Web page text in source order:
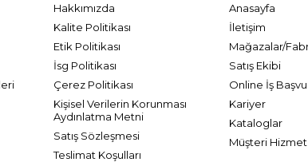
Hakkımızda
Kalite Politikası
Etik Politikası
İsg Politikası
Çerez Politikası
Kişisel Verilerin Korunması
Aydınlatma Metni
Satış Sözleşmesi
Teslimat Koşulları
Anasayfa
İletişim
Mağazalar/
Satış Ekibi
Online İş
Kariyer
Kataloglar
Müşteri